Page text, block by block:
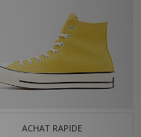
ACHAT RAPIDE